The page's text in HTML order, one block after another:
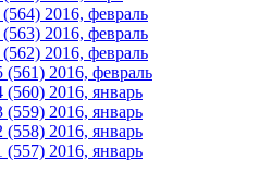
2016, февраль
2016, февраль
2016, февраль
2016, февраль
2016, январь
2016, январь
2016, январь
2016, январь